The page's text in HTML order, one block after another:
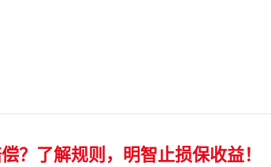
？了解规则，明智止损保收益！